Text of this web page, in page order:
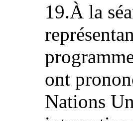
19.À la
ont
Nations